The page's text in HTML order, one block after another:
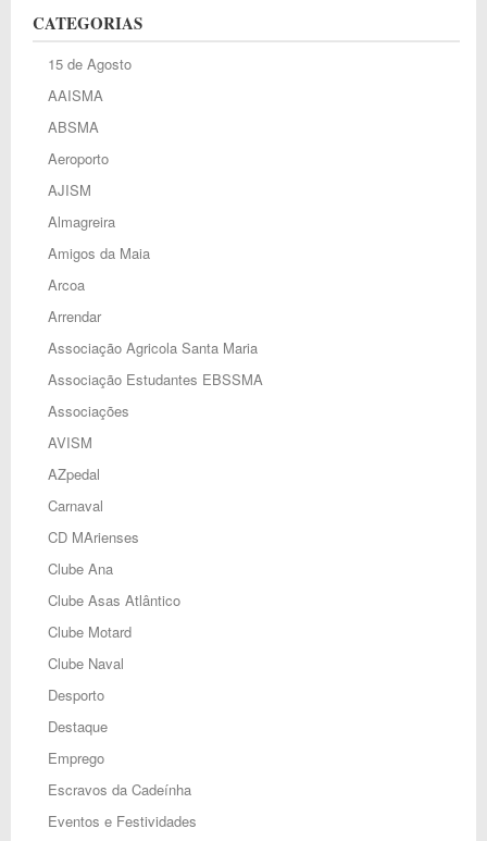
CATEGORIAS
15 de Agosto
AAISMA
ABSMA
Aeroporto
AJISM
Almagreira
Amigos da Maia
Arcoa
Arrendar
Associação Agricola Santa Maria
Associação Estudantes EBSSMA
Associações
AVISM
AZpedal
Carnaval
CD MArienses
Clube Ana
Clube Asas Atlântico
Clube Motard
Clube Naval
Desporto
Destaque
Emprego
Escravos da Cadeínha
Eventos e Festividades